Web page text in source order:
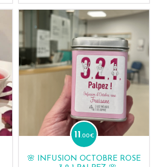
11 .00€
🌸 INFUSION OCTOBRE ROSE